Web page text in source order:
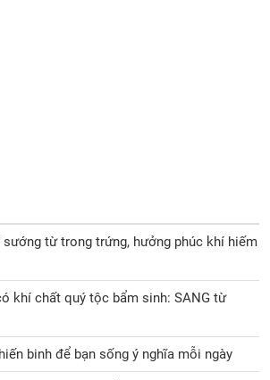
từ trong trứng, hưởng phúc khí hiếm
khí chất quý tộc bẩm sinh: SANG từ
binh để bạn sống ý nghĩa mỗi ngày